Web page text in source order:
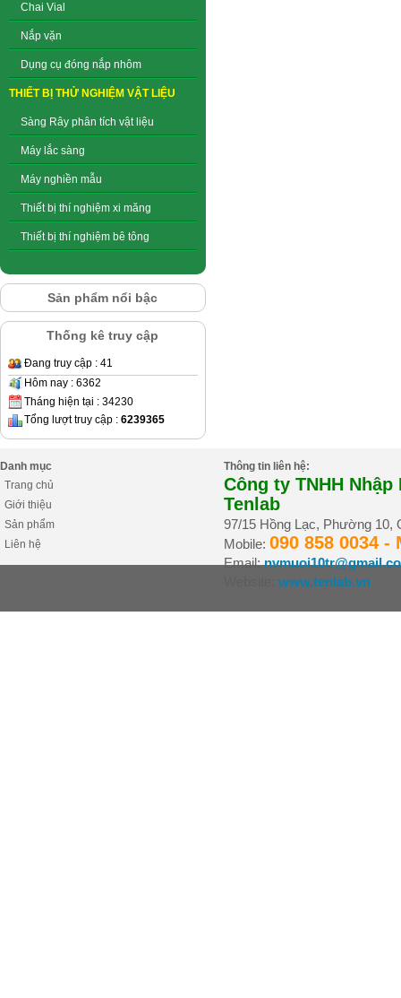
Chai Vial
Nắp vặn
Dụng cụ đóng nắp nhôm
THIẾT BỊ THỬ NGHIỆM VẬT LIỆU
Sàng Rây phân tích vật liệu
Máy lắc sàng
Máy nghiền mẫu
Thiết bị thí nghiệm xi măng
Thiết bị thí nghiệm bê tông
Sản phẩm nổi bậc
Thống kê truy cập
Đang truy cập : 41
Hôm nay : 6362
Tháng hiện tại : 34230
Tổng lượt truy cập : 6239365
Danh mục
Trang chủ
Giới thiệu
Sản phẩm
Liên hệ
Thông tin liên hệ:
Công ty TNHH
Tenlab
97/15 Hồng Lạc, Phường 10,
Mobile: 090 858 0034 -
Email:
www.tenlab.vn